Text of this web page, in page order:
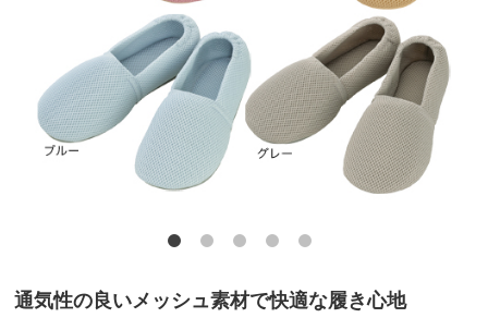
通気性の良いメッシュ素材で快適な履き心地